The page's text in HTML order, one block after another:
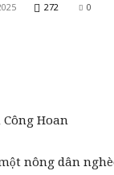
272 0
Công Hoan
nông dân